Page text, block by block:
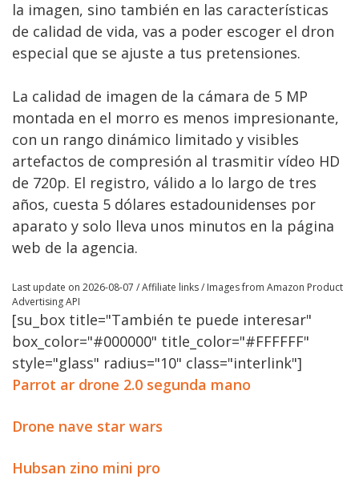
la imagen, sino también en las características
de calidad de vida, vas a poder escoger el dron
especial que se ajuste a tus pretensiones.
La calidad de imagen de la cámara de 5 MP
montada en el morro es menos impresionante,
con un rango dinámico limitado y visibles
artefactos de compresión al trasmitir vídeo HD
de 720p. El registro, válido a lo largo de tres
años, cuesta 5 dólares estadounidenses por
aparato y solo lleva unos minutos en la página
web de la agencia.
Last update on 2026-08-07 / Affiliate links / Images from Amazon Product
Advertising API
[su_box title="También te puede interesar"
box_color="#000000" title_color="#FFFFFF"
style="glass" radius="10" class="interlink"]
Parrot ar drone 2.0 segunda mano
Drone nave star wars
Hubsan zino mini pro